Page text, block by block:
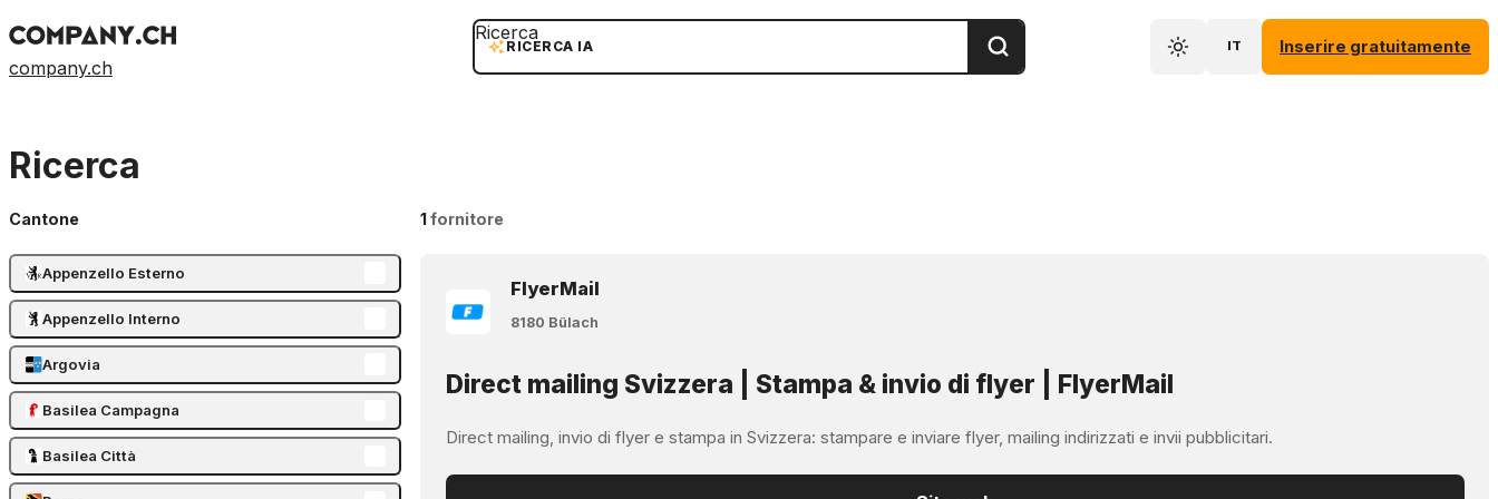
company.ch
RICERCA IA
Ricerca
IT Inserire gratuitamente
Ricerca
Cantone
Appenzello Esterno
Appenzello Interno
Argovia
Basilea Campagna
Basilea Città
1fornitore
FlyerMail
8180 Bülach
Direct mailing Svizzera | Stampa & invio di flyer | FlyerMail
Direct mailing, invio di flyer e stampa in Svizzera: stampare e inviare flyer, mailing indirizzati e invii pubblicitari.